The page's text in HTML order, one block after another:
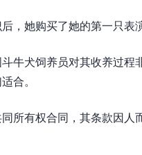
，她购买了她的第一只表
牛犬饲养员对其收养过
合。
所有权合同，其条款因